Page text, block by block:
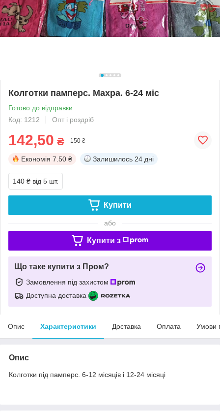
Колготки памперс. Махра. 6-24 міс
Готово до відправки
Код: 1212
Опт і роздріб
142,50 ₴ 150 ₴
Економія 7.50 ₴ Залишилось 24 дні
140 ₴ від 5 шт.
Купити
або
Купити з
Що таке купити з Пром?
Замовлення під захистом
Доступна доставка
Опис Характеристики Доставка Оплата Умови
Опис
Колготки під памперс. 6-12 місяців і 12-24 місяці